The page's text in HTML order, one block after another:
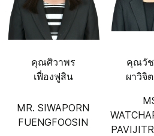
คุณศิวาพร
เฟื่องฟูสิน
คุณวั
ผาวิจิ
MR. SIWAPORN
FUENGFOOSIN